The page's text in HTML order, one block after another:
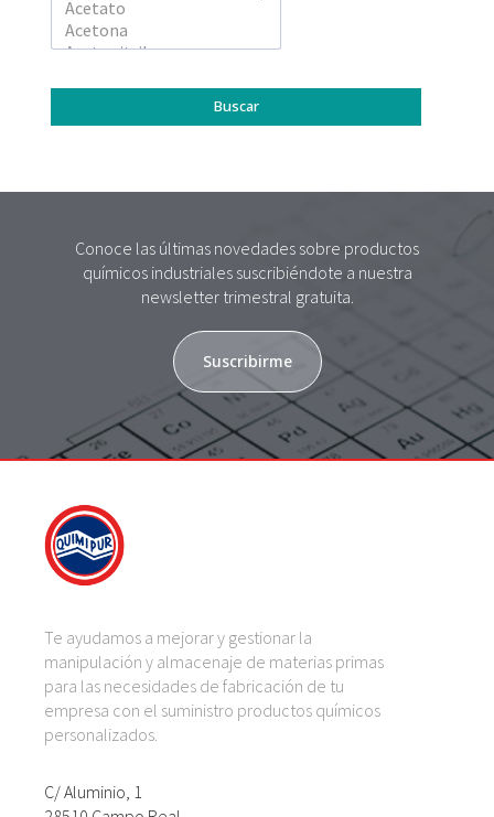
Conoce las últimas novedades sobre productos
químicos industriales suscribiéndote a nuestra
newsletter trimestral gratuita.
Suscribirme
Te ayudamos a mejorar y gestionar la
manipulación y almacenaje de materias primas
para las necesidades de fabricación de tu
empresa con el suministro productos químicos
personalizados.
C/ Aluminio, 1